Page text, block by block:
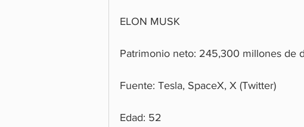
ELON MUSK
Patrimonio neto: 245,300 millones de
Fuente: Tesla, SpaceX, X (Twitter)
Edad: 52